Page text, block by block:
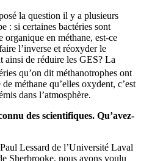
la question il y a plusieurs
: si certaines bactéries sont
organique en méthane, est-ce
l’inverse et réoxyder le
ainsi de réduire les GES? La
qu’on dit méthanotrophes ont
méthane qu’elles oxydent, c’est
dans l’atmosphère.
des scientifiques. Qu’avez-
Lessard de l’Université Laval
Sherbrooke, nous avons voulu